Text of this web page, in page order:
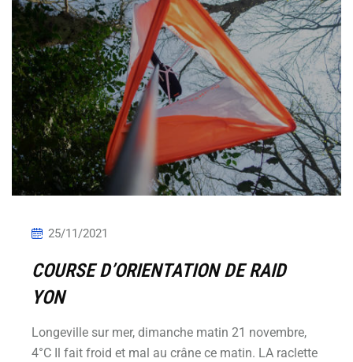
25/11/2021
COURSE D’ORIENTATION DE RAID
YON
Longeville sur mer, dimanche matin 21 novembre,
4°C Il fait froid et mal au crâne ce matin. LA raclette